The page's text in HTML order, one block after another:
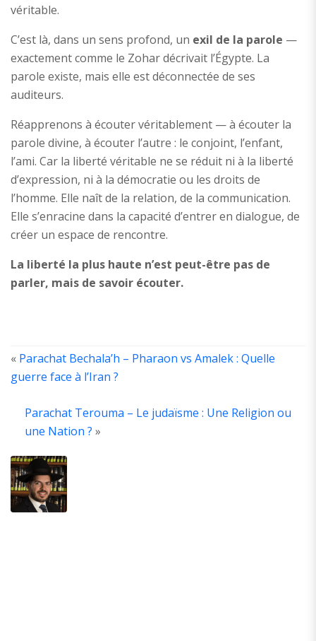
véritable.
C’est là, dans un sens profond, un exil de la parole —
exactement comme le Zohar décrivait l’Égypte. La
parole existe, mais elle est déconnectée de ses
auditeurs.
Réapprenons à écouter véritablement — à écouter la
parole divine, à écouter l’autre : le conjoint, l’enfant,
l’ami. Car la liberté véritable ne se réduit ni à la liberté
d’expression, ni à la démocratie ou les droits de
l’homme. Elle naît de la relation, de la communication.
Elle s’enracine dans la capacité d’entrer en dialogue, de
créer un espace de rencontre.
La liberté la plus haute n’est peut-être pas de
parler, mais de savoir écouter.
« Parachat Bechala’h – Pharaon vs Amalek : Quelle
guerre face à l’Iran ?
Parachat Terouma – Le judaïsme : Une Religion ou
une Nation ? »